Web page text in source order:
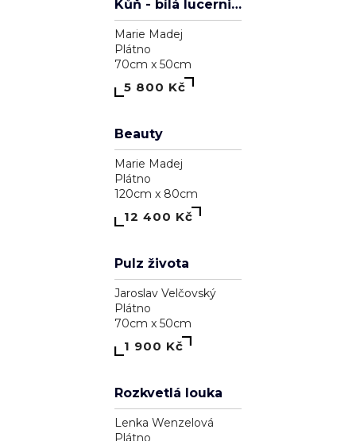
Pavol Tarasovič
Dřevo
15cm x 74cm